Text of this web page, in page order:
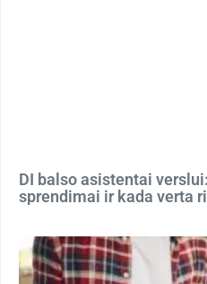
DI balso asistentai
sprendimai ir kada verta